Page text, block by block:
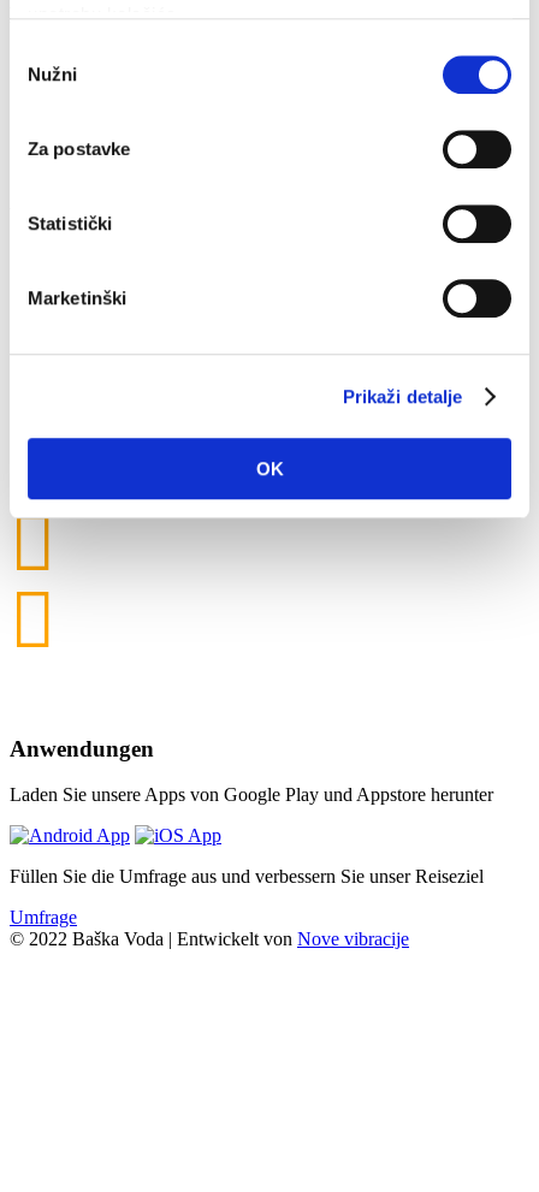
pristanka
Nužni
Za postavke
Statistički
Marketinški
Prikaži detalje
OK
Reiseziel
Baska Voda
Promajna
Bast
Wetter
S 3,60 km/h
Anwendungen
Laden Sie unsere Apps von Google Play und Appstore herunter
Füllen Sie die Umfrage aus und verbessern Sie unser Reiseziel
Umfrage
© 2022 Baška Voda | Entwickelt von Nove vibracije